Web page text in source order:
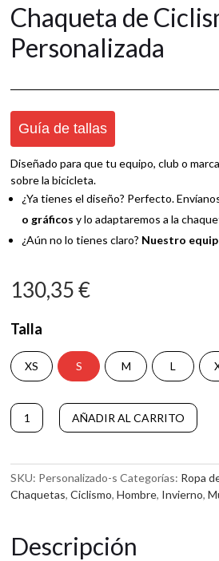
Chaqueta de
Personalizada
Diseñado para que tu equipo, club o
sobre la bicicleta.
¿Ya tienes el diseño? Perfecto.
o gráficos y lo adaptaremos a la
¿Aún no lo tienes claro? Nuestro
130,35€
Talla
XS S M L
Chaqueta
de
Personalizada
cantidad
AÑADIR AL CARRITO
e
r
n
Guía de tallas
SKU: Personalizado-s Categorías: Ropa
Chaquetas,Ciclismo,Hombre, Invierno,
Descripción